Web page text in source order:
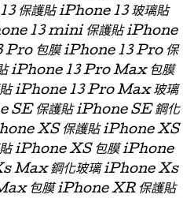
保護貼 iPhone 13 玻璃貼
13 mini 保護貼 iPhone
Pro 包膜 iPhone 13 Pro 保
iPhone 13 Pro Max 包膜
iPhone 13 Pro Max 玻璃
SE 保護貼 iPhone SE 鋼化
XS 保護貼 iPhone XS
iPhone XS 包膜 iPhone
Max 鋼化玻璃 iPhone Xs
包膜 iPhone XR 保護貼